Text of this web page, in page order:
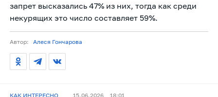
запрет высказались 47% из них, тогда как среди
некурящих это число составляет 59%.
Автор: Алеся Гончарова
КАК ИНТЕРЕСНО 15.06.2026 18:01